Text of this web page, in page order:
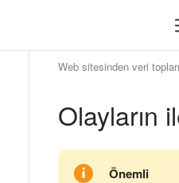
Web sitesinden veri
Olayların
Önemli